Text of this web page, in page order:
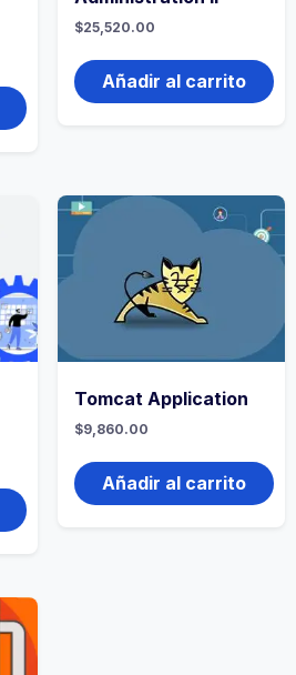
$25,520.00
Añadir al carrito
Tomcat Application
$9,860.00
Añadir al carrito